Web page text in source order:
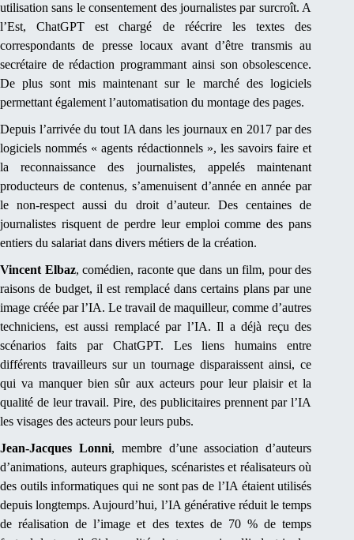
utilisation sans le consentement des journalistes par surcroît. A
l’Est, ChatGPT est chargé de réécrire les textes des
correspondants de presse locaux avant d’être transmis au
secrétaire de rédaction programmant ainsi son obsolescence.
De plus sont mis maintenant sur le marché des logiciels
permettant également l’automatisation du montage des pages.
Depuis l’arrivée du tout IA dans les journaux en 2017 par des
logiciels nommés « agents rédactionnels », les savoirs faire et
la reconnaissance des journalistes, appelés maintenant
producteurs de contenus, s’amenuisent d’année en année par
le non-respect aussi du droit d’auteur. Des centaines de
journalistes risquent de perdre leur emploi comme des pans
entiers du salariat dans divers métiers de la création.
Vincent Elbaz, comédien, raconte que dans un film, pour des
raisons de budget, il est remplacé dans certains plans par une
image créée par l’IA. Le travail de maquilleur, comme d’autres
techniciens, est aussi remplacé par l’IA. Il a déjà reçu des
scénarios faits par ChatGPT. Les liens humains entre
différents travailleurs sur un tournage disparaissent ainsi, ce
qui va manquer bien sûr aux acteurs pour leur plaisir et la
qualité de leur travail. Pire, des publicitaires prennent par l’IA
les visages des acteurs pour leurs pubs.
Jean-Jacques Lonni, membre d’une association d’auteurs
d’animations, auteurs graphiques, scénaristes et réalisateurs où
des outils informatiques qui ne sont pas de l’IA étaient utilisés
depuis longtemps. Aujourd’hui, l’IA générative réduit le temps
de réalisation de l’image et des textes de 70 % de temps